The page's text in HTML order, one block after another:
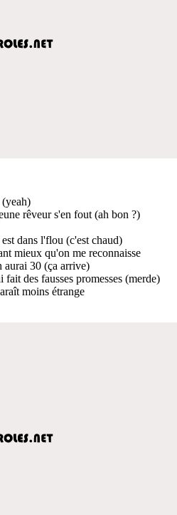
(yeah)
rêveur s'en fout (ah bon ?)
dans l'flou (c'est chaud)
mieux qu'on me reconnaisse
aurai 30 (ça arrive)
des fausses promesses (merde)
moins étrange